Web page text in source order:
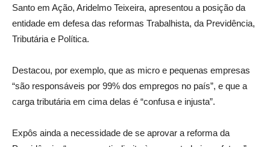
Santo em Ação, Aridelmo Teixeira, apresentou a posição da
entidade em defesa das reformas Trabalhista, da Previdência,
Tributária e Política.
Destacou, por exemplo, que as micro e pequenas empresas
“são responsáveis por 99% dos empregos no país”, e que a
carga tributária em cima delas é “confusa e injusta”.
Expôs ainda a necessidade de se aprovar a reforma da